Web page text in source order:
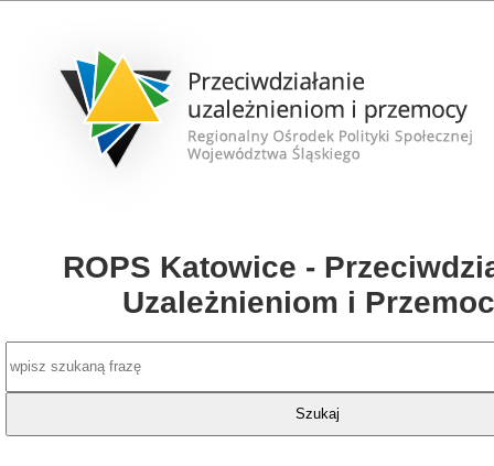
ROPS Katowice -
Uzależnieniom i